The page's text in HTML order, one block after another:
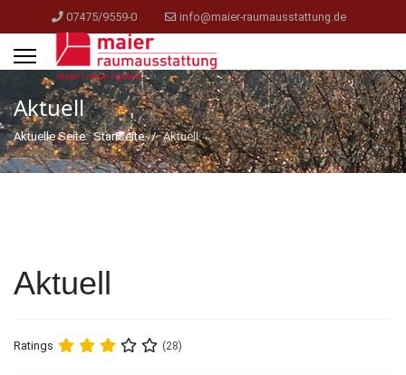
07475/9559-0 info@maier-raumausstattung.de
Aktuell
Aktuelle Seite:Startseite Aktuell
Aktuell
Ratings (28)